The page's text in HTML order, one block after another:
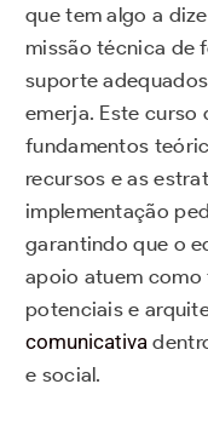
que tem algo a
missão técnica de
suporte
emerja. Este curso
fundamentos
recursos e as
implementação
garantindo que o
apoio atuem
potenciais e
comunicativa
e social.